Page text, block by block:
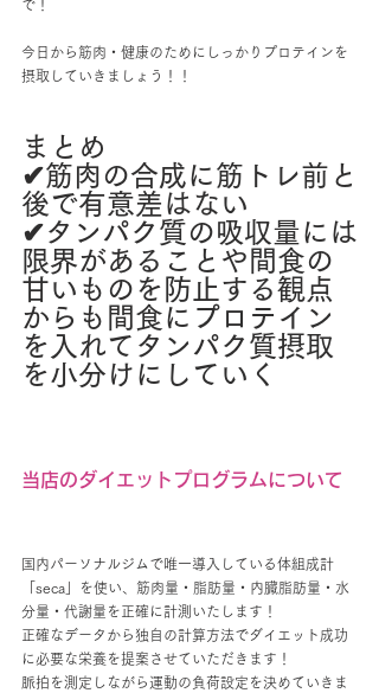
で！
今日から筋肉・健康のためにしっかりプロテインを
摂取していきましょう！！
まとめ
✔︎筋肉の合成に筋トレ前と
後で有意差はない
✔︎タンパク質の吸収量には
限界があることや間食の
甘いものを防止する観点
からも間食にプロテイン
を入れてタンパク質摂取
を小分けにしていく
当店のダイエットプログラムについて
国内パーソナルジムで唯一導入している体組成計
「seca」を使い、筋肉量・脂肪量・内臓脂肪量・水
分量・代謝量を正確に計測いたします！
正確なデータから独自の計算方法でダイエット成功
に必要な栄養を提案させていただきます！
脈拍を測定しながら運動の負荷設定を決めていきま